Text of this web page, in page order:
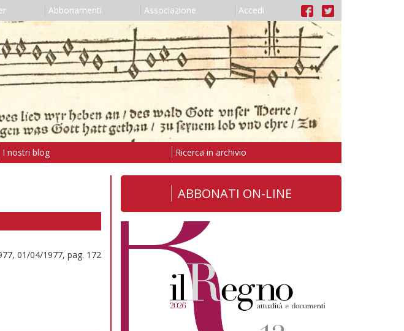
Abbonamenti Associazione Accedi
I nostri blog Ricerca in archivio
01/04/1977, pag. 172
ABBONATI ON-LINE